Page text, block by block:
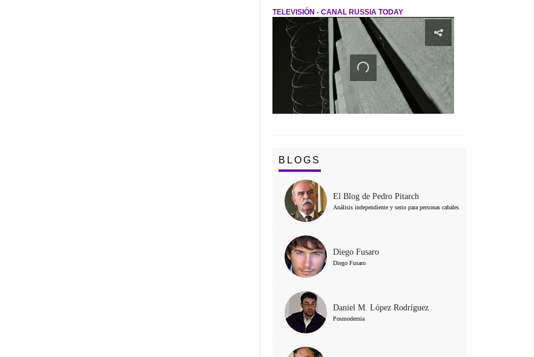
TELEVISIÓN - CANAL RUSSIA TODAY
BLOGS
El Blog de Pedro Pitarch
Análisis independiente y serio para personas cabales
Diego Fusaro
Diego Fusaro
Daniel M. López Rodríguez
Posmodernia